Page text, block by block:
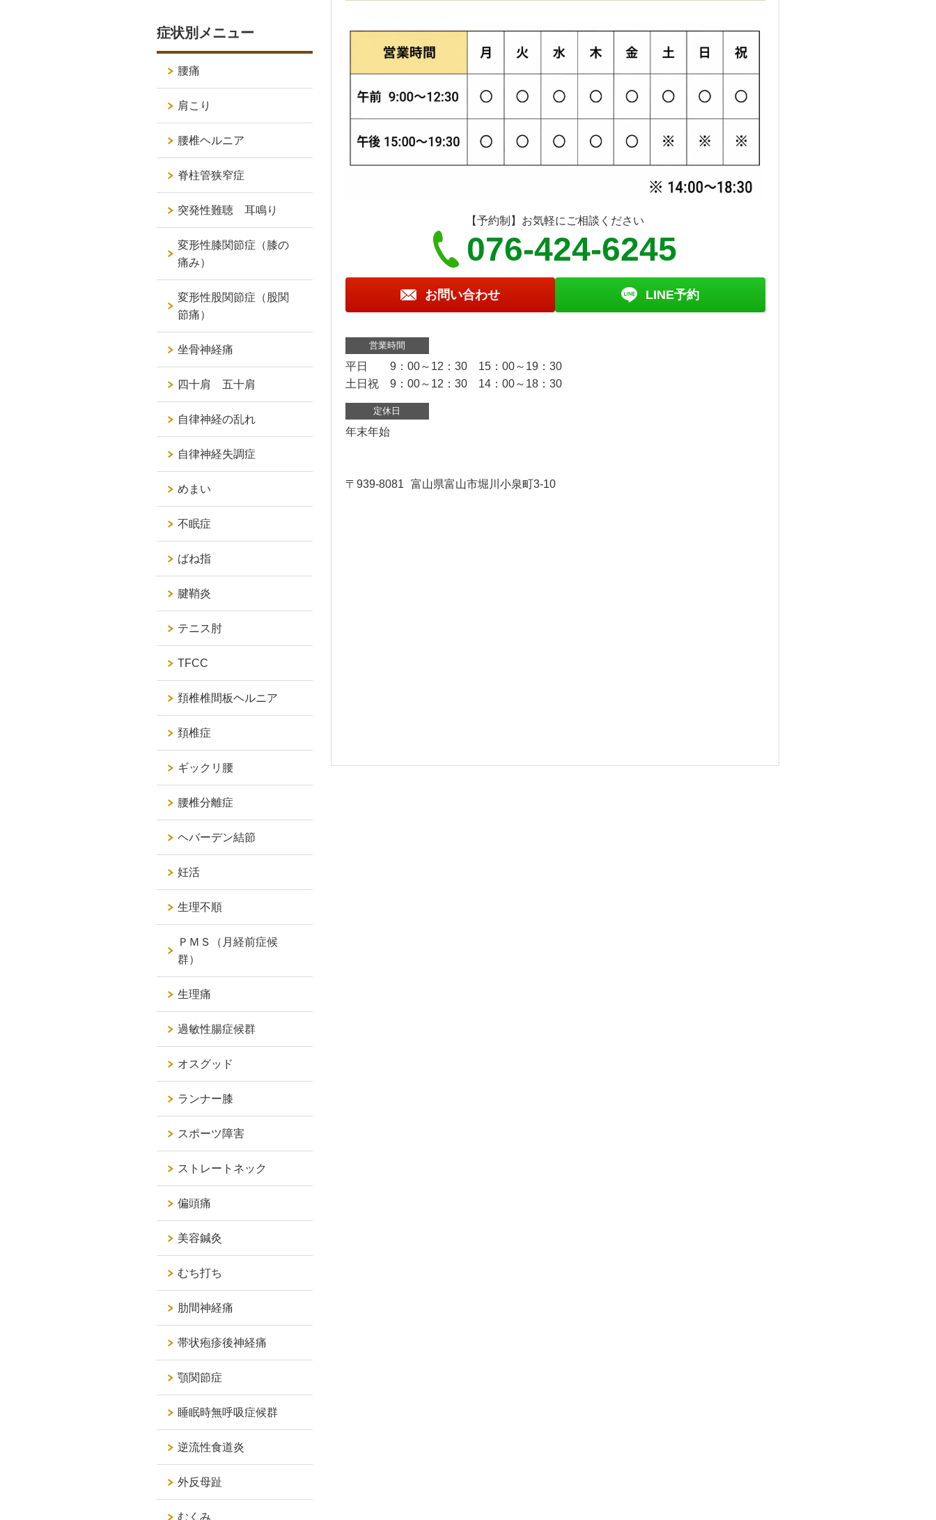
【予約制】お気軽にご相談ください
076-424-6245
お問い合わせ LINE予約
営業時間
平日 9：00～12：30 15：00～19：30
土日祝 9：00～12：30 14：00～18：30
定休日
年末年始
〒939-8081 富山県富山市堀川小泉町3-10
症状別メニュー
腰痛
肩こり
腰椎ヘルニア
脊柱管狭窄症
突発性難聴 耳鳴り
変形性膝関節症（膝の
痛み）
変形性股関節症（股関
節痛）
坐骨神経痛
四十肩 五十肩
自律神経の乱れ
自律神経失調症
めまい
不眠症
ばね指
腱鞘炎
テニス肘
TFCC
頚椎椎間板ヘルニア
頚椎症
ギックリ腰
腰椎分離症
ヘバーデン結節
妊活
生理不順
ＰＭＳ（月経前症候
群）
生理痛
過敏性腸症候群
オスグッド
ランナー膝
スポーツ障害
ストレートネック
偏頭痛
美容鍼灸
むち打ち
肋間神経痛
帯状疱疹後神経痛
顎関節症
睡眠時無呼吸症候群
逆流性食道炎
外反母趾
むくみ